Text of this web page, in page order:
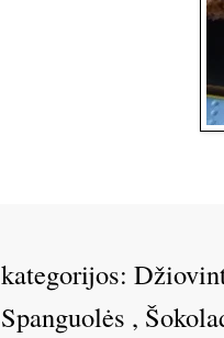
kategorijos:
Spanguolės ,